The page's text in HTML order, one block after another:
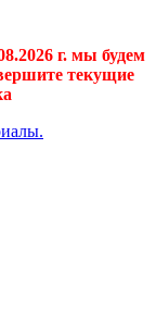
г. мы будем
текущие